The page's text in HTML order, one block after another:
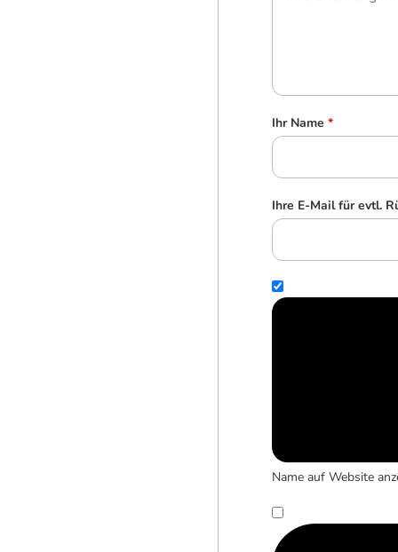
Ihr Name *
Ihre E-Mail für evtl.
Name auf Website